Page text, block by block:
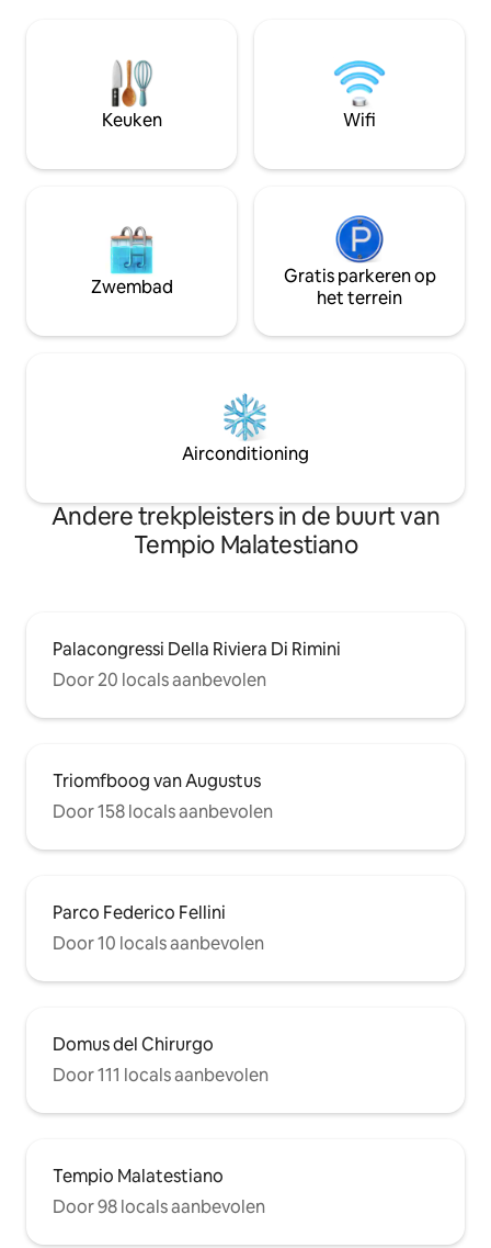
op slechts een steenworp afstand van
en opslagruimte op de begane grond.
Gebruik van 2 gratis fietsen.
zijn op het eigen
condominium ten
grotere
Keuken Wifi
Zwembad
Gratis parkeren op
het terrein
Airconditioning
Andere trekpleisters in de buurt van
Tempio Malatestiano
Palacongressi Della Riviera Di Rimini
Door 20 locals aanbevolen
Triomfboog van Augustus
Door 158 locals aanbevolen
Parco Federico Fellini
Door 10 locals aanbevolen
Domus del Chirurgo
Door 111 locals aanbevolen
Tempio Malatestiano
Door 98 locals aanbevolen